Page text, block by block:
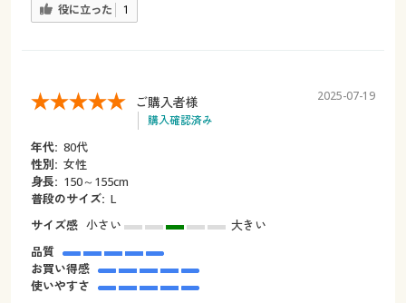
役に立った 1
ご購入者様
購入確認済み
2025-07-19
年代: 80代
性別: 女性
身長: 150～155cm
普段のサイズ: L
サイズ感 小さい
大きい
品質
お買い得感
使いやすさ